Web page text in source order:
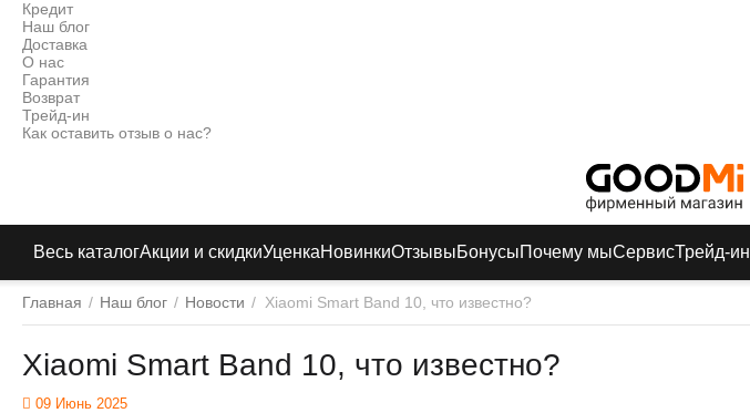
Кредит
Наш блог
Доставка
О нас
Гарантия
Возврат
Трейд-ин
Как оставить отзыв о нас?
Весь каталогАкции и скидкиУценкаНовинкиОтзывыБонусыПочему мыСервисТрейд-ин
Главная / Наш блог / Новости / Xiaomi Smart Band 10, что известно?
Xiaomi Smart Band 10, что известно?
09 Июнь 2025